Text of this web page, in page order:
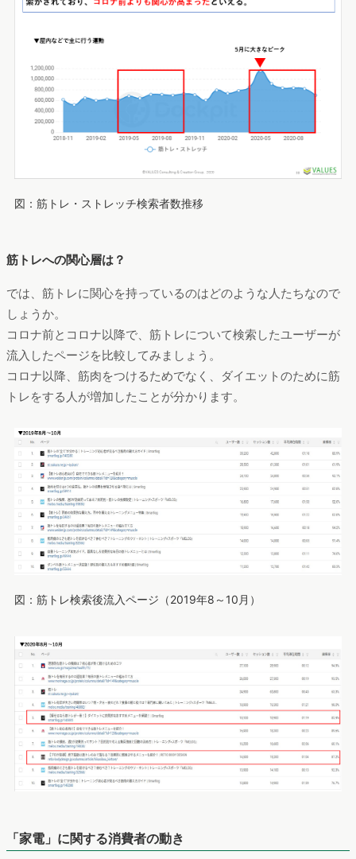
図：筋トレ・ストレッチ検索者数推移
筋トレへの関心層は？
では、筋トレに関心を持っているのはどのような人たちなので
しょうか。
コロナ前とコロナ以降で、筋トレについて検索したユーザーが
流入したページを比較してみましょう。
コロナ以降、筋肉をつけるためでなく、ダイエットのために筋
トレをする人が増加したことが分かります。
図：筋トレ検索後流入ページ（2019年8～10月）
「家電」に関する消費者の動き